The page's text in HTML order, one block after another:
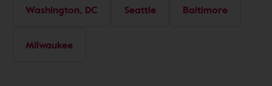
Washington, DC Seattle Baltimore
Milwaukee